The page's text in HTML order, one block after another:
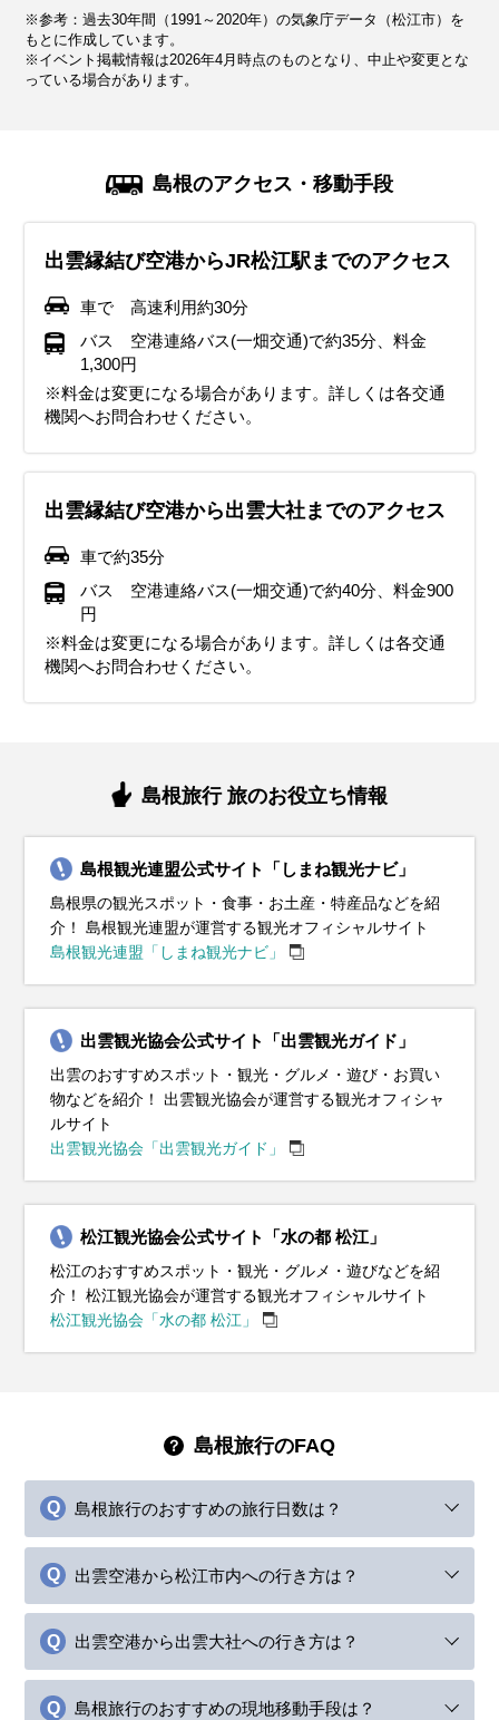
12.0℃ 121.6mm
気候・服装
11月の島根地方は秋の終わりを感じ、冬へと向かう向かう季
す。 寒暖差が大きい時期なのでセーターやジャケット、コー
トなどを状況に合わせて使い分けできる服装がおすすめで
す。足元には防寒性のあるスニーカーやブーツを履いて、観
光中の快適さを保ちます。
イベント・観光
紅葉シーズン、神在祭、神迎祭、神等去出祭、須佐神社の新嘗
祭:、石見神楽の奉納神楽、雲南出雲神楽の夕べ、グリーンフェス
7.0℃ 154.5mm
気候・服装
12月の島根地方は本格的な冬の始まりで、冷え込みが一段と
コートやダウンジャケットが必須です。インナーもセーター
や厚手のシャツなど、重ね着できるものを準備した方が良い
でしょう。朝晩の冷え込みや天候の変化に備え、マフラー・
手袋・帽子などの防寒小物を持参すると安心です。また、防
水性があり滑りにくい靴やブーツを選ぶことで、山間部など
気温が下がりやすい場所でも安全に過ごせます。
イベント・観光
在祭後の神等去出祭、水鳥観察会、ウインターナイトフェスティ
4.6℃ 153.3mm
気候・服装
1月の島根地方は最も寒い時期。平均気温は約4℃と寒い日が
るとより寒さを妨げます。またマフラー、手袋など、しっか
りとした防寒対策も必要です。積雪は少ないですが、路面の
凍結に備えて靴は防寒性が高く、滑りにくい低めのブーツや
スニーカーなどがおすすめです。
イベント・観光
ウィンタースポーツシーズン、イルミネーションシーズン、雲大
社初詣、吉兆さん行列、出雲ウォーク、隠岐の牛突き（闘牛）初
5.0℃ 118.4mm
気候・服装
2月の島根地方も1月に引き続き寒さが厳しく、積雪が観測さ
ケットがおすすめ。ヒートテックや起毛インナーで寒さ対策
をしっかりしましょう。手袋やマフラーなどの防寒対策も忘
れずに！雪や雨で路面が滑りやすくなることがあるので、滑
りにくい靴底の靴を選ぶと良い でしょう。
イベント・観光
ウィンタースポーツシーズン、イルミネーションシーズン、出雲
大社相模分祠 節分祭、日本石見神楽大会、弥栄神楽まつり（どぶ
水燈路（冬のライトアップ）
8.0℃ 134.0mm
気候・服装
3月の島根地方は春の訪れを感じつつもまだ寒さが残る季節
手のコートがあると良いでしょう。また積雪を伴う場合もあ
るので防水や防寒に優れた靴のほうが安心です。中旬以降は
徐々に暖かくなり、軽めのコートやジャケットが良いでしょ
う。また朝晩は冷え込む日も多いので、脱ぎ着しやすい重ね
着が便利です。
イベント・観光
春季祖霊社大祭（出雲大社教）、松江伝統芸能祭、玉造温泉 桜ま
リレーマラソン
13.1℃ 113.0mm
気候・服装
4月の島根地方は徐々に冬の寒さが和らぎ、春らしい陽気に
に、カーディガンや薄手のジャケットを羽織るのがおすすめ
です。朝晩は冷え込むのでセーターやパーカー、ライトダウ
ンなどを重ね着すると良いでしょう。足元は歩きやすいスニ
ーカーを選んで、観光を快適に楽しみましょう。また、ス
ギ・ヒノキ花粉がピークの地域もありますのでマスクなどの
花粉対策も忘れずに！
イベント・観光
ぼたん祭、今在家チューリップまつり
18.0℃ 130.3mm
気候・服装
5月の島根地方は春から初夏への移り変わりを感じられ、気
る日もあれば、17℃前後の日もあります。半袖シャツに薄手
の羽織りもの（カーディガン、パーカー、ジャケットなど）
がおすすめです。 足元はスニーカーや歩きやすい靴がおすす
めです。出雲大社など、神社を参拝する際には、脱ぎ履きし
やすい靴を選ぶと良いでしょう。 虫除けや紫外線対策も忘れ
ずに持っていくと安心です。
イベント・観光
立つ風土記の丘こどもまつり、ますだ夏まつり、美都温泉まつり
21.7℃ 173.0mm
気候・服装
6月の島根地方は梅雨入りの時期で、雨の日が多くなりま
しく感じることもあるので羽織るものがあると安心です。ま
た、防水性の高いレインコートや撥水加工のあるジャケット
で雨対策を！折りたたみ傘も必須です。靴は防水スニーカー
やレインシューズが安心できます。
イベント・観光
あじさいの見頃、サイクリングシーズン、フィッシング、出雲大
社 涼殿祭、大山夏山開き祭、松江武者の日、玉造ぷち湯治旅
25.8℃ 234.1mm
気候・服装
7月の島根地方は梅雨が明けると夏本番となり、平均気温は
装がおすすめです。日中の強い日差しを避けるために、帽子
やサングラスを使ったり、日焼け止めで紫外線対策をしっか
り行いましょう。観光施設などは冷房が効いてことが多いの
で薄手の羽織ものがあると便利です。
イベント・観光
海水浴シーズン、フィッシング、花火大会（各地）、平田天満宮
奉納 平田一式飾り競技大会、多伎キララまつり、玉造温泉 夏まつ
道町・氷川神社の祇園祭（れんげ祭）、全日本トライアスロン皆
※参考：過去30年間（1991～2020年）の気象庁データ（松江市）を
もとに作成しています。
※イベント掲載情報は2026年4月時点のものとなり、中止や変更とな
っている場合があります。
島根のアクセス・移動手段
出雲縁結び空港からJR松江駅までのアクセス
車で 高速利用約30分
バス 空港連絡バス(一畑交通)で約35分、料金
1,300円
※料金は変更になる場合があります。詳しくは各交通
機関へお問合わせください。
出雲縁結び空港から出雲大社までのアクセス
車で約35分
バス 空港連絡バス(一畑交通)で約40分、料金900
円
※料金は変更になる場合があります。詳しくは各交通
機関へお問合わせください。
島根旅行 旅のお役立ち情報
島根観光連盟公式サイト「しまね観光ナビ」
島根県の観光スポット・食事・お土産・特産品などを紹
介！ 島根観光連盟が運営する観光オフィシャルサイト
島根観光連盟「しまね観光ナビ」
出雲観光協会公式サイト「出雲観光ガイド」
出雲のおすすめスポット・観光・グルメ・遊び・お買い
物などを紹介！ 出雲観光協会が運営する観光オフィシャ
ルサイト
出雲観光協会「出雲観光ガイド」
松江観光協会公式サイト「水の都 松江」
松江のおすすめスポット・観光・グルメ・遊びなどを紹
介！ 松江観光協会が運営する観光オフィシャルサイト
松江観光協会「水の都 松江」
島根旅行のFAQ
島根旅行のおすすめの旅行日数は？
出雲空港から松江市内への行き方は？
出雲空港から出雲大社への行き方は？
島根旅行のおすすめの現地移動手段は？